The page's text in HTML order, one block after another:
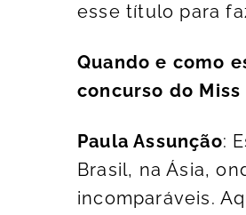
esse título para
Quando e como
concurso do
Paula Assunção:
Brasil, na Ásia,
incomparáveis.